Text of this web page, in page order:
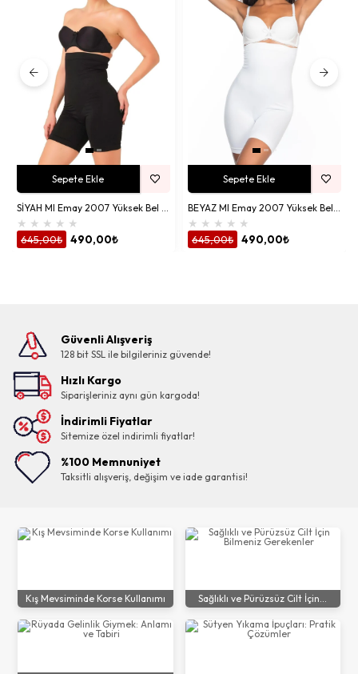
★ ★ ★ ★ ★
490,00₺
645,00₺
Sepete Ekle
★ ★ ★ ★ ★
490,00₺
645,00₺
Sepete Ekle
Güvenli Alışveriş
128 bit SSL ile bilgileriniz güvende!
Hızlı Kargo
Siparişleriniz aynı gün kargoda!
İndirimli Fiyatlar
Sitemize özel indirimli fiyatlar!
%100 Memnuniyet
Taksitli alışveriş, değişim ve iade garantisi!
Kış Mevsiminde Korse Kullanımı Sağlıklı ve Pürüzsüz Cilt İçin...